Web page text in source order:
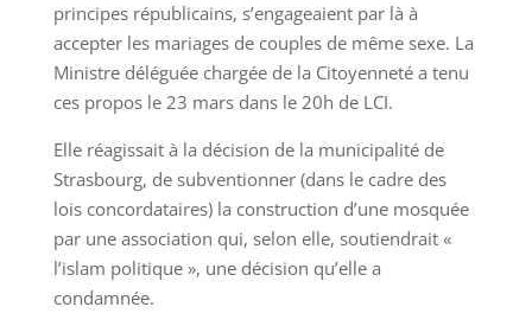
principes républicains, s’engageaient par là à
accepter les mariages de couples de même sexe. La
Ministre déléguée chargée de la Citoyenneté a tenu
ces propos le 23 mars dans le 20h de LCI.
Elle réagissait à la décision de la municipalité de
Strasbourg, de subventionner (dans le cadre des
lois concordataires) la construction d’une mosquée
par une association qui, selon elle, soutiendrait «
l’islam politique », une décision qu’elle a
condamnée.